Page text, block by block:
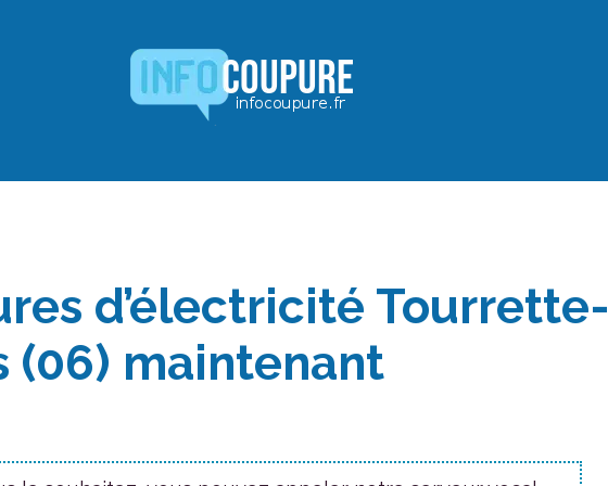
d’électricité Tourrette-
(06) maintenant